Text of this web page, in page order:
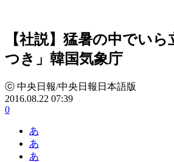
【社説】猛暑の中でい
つき」韓国気象庁
ⓒ 中央日報/中央日報日本語版
2016.08.22 07:39
0
あ
あ
あ